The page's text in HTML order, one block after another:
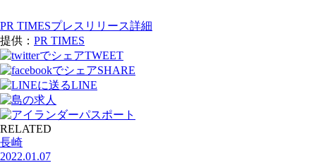
PR TIMESプレスリリース詳細
提供： PR TIMES
TWEET
SHARE
LINE
RELATED
長崎
2022.01.07